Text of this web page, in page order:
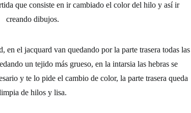
que consiste en ir cambiado el color del hilo y así ir
creando dibujos.
, en el jacquard van quedando por la parte trasera todas las
un tejido más grueso, en la intarsia las hebras se
y te lo pide el cambio de color, la parte trasera queda
de hilos y lisa.